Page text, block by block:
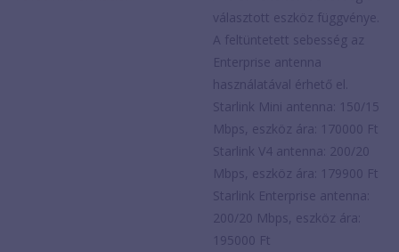
választott eszköz függvénye.
A feltüntetett sebesség az
Enterprise antenna
használatával érhető el.
Starlink Mini antenna: 150/15
Mbps, eszköz ára: 170000 Ft
Starlink V4 antenna: 200/20
Mbps, eszköz ára: 179900 Ft
Starlink Enterprise antenna:
200/20 Mbps, eszköz ára:
195000 Ft